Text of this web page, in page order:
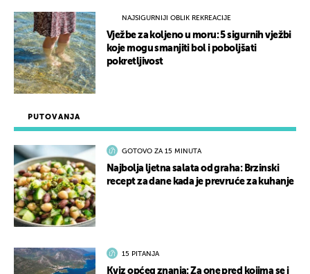
PUTOVANJA
GOTOVO ZA 15 MINUTA
Najbolja ljetna salata od graha: Brzinski
recept za dane kada je prevruće za kuhanje
15 PITANJA
Kviz općeg znanja: Za one pred kojima se i
NAJSIGURNIJI OBLIK REKREACIJE
Vježbe za koljeno u moru: 5 sigurnih vježbi
koje mogu smanjiti bol i poboljšati
pokretljivost